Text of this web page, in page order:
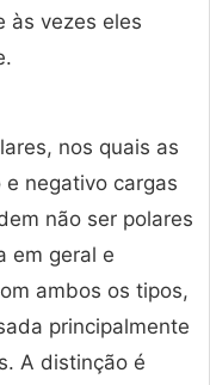
às vezes eles
nos quais as
negativo cargas
não ser polares
em geral e
ambos os tipos,
principalmente
A distinção é